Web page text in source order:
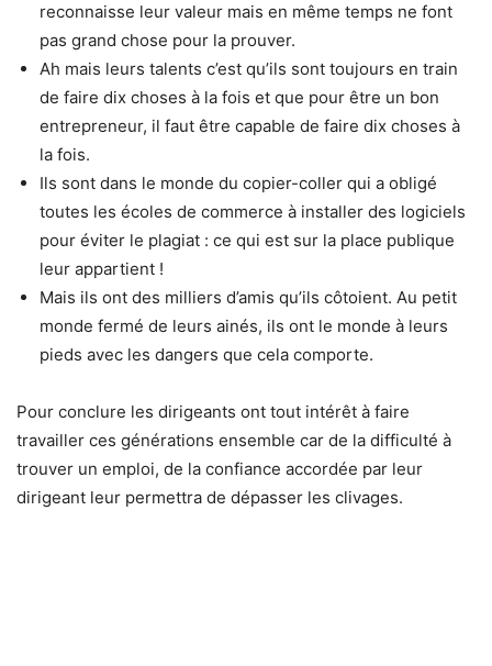
reconnaisse leur valeur mais en même temps ne font
pas grand chose pour la prouver.
Ah mais leurs talents c’est qu’ils sont toujours en train
de faire dix choses à la fois et que pour être un bon
entrepreneur, il faut être capable de faire dix choses à
la fois.
Ils sont dans le monde du copier-coller qui a obligé
toutes les écoles de commerce à installer des logiciels
pour éviter le plagiat : ce qui est sur la place publique
leur appartient !
Mais ils ont des milliers d’amis qu’ils côtoient. Au petit
monde fermé de leurs ainés, ils ont le monde à leurs
pieds avec les dangers que cela comporte.
Pour conclure les dirigeants ont tout intérêt à faire
travailler ces générations ensemble car de la difficulté à
trouver un emploi, de la confiance accordée par leur
dirigeant leur permettra de dépasser les clivages.